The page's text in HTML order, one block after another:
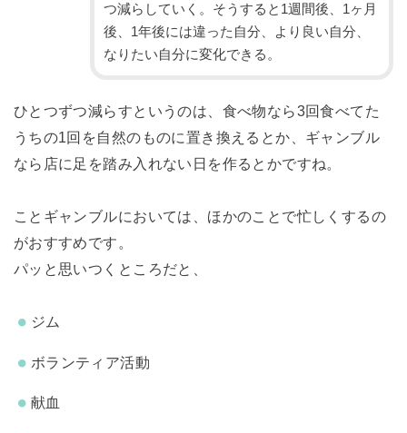
つ減らしていく。そうすると1週間後、1ヶ月
後、1年後には違った自分、より良い自分、
なりたい自分に変化できる。
ひとつずつ減らすというのは、食べ物なら3回食べてた
うちの1回を自然のものに置き換えるとか、ギャンブル
なら店に足を踏み入れない日を作るとかですね。
ことギャンブルにおいては、ほかのことで忙しくするの
がおすすめです。
パッと思いつくところだと、
ジム
ボランティア活動
献血